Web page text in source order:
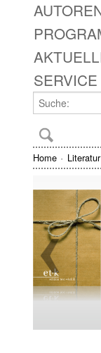
SERVICE
Home Literatur